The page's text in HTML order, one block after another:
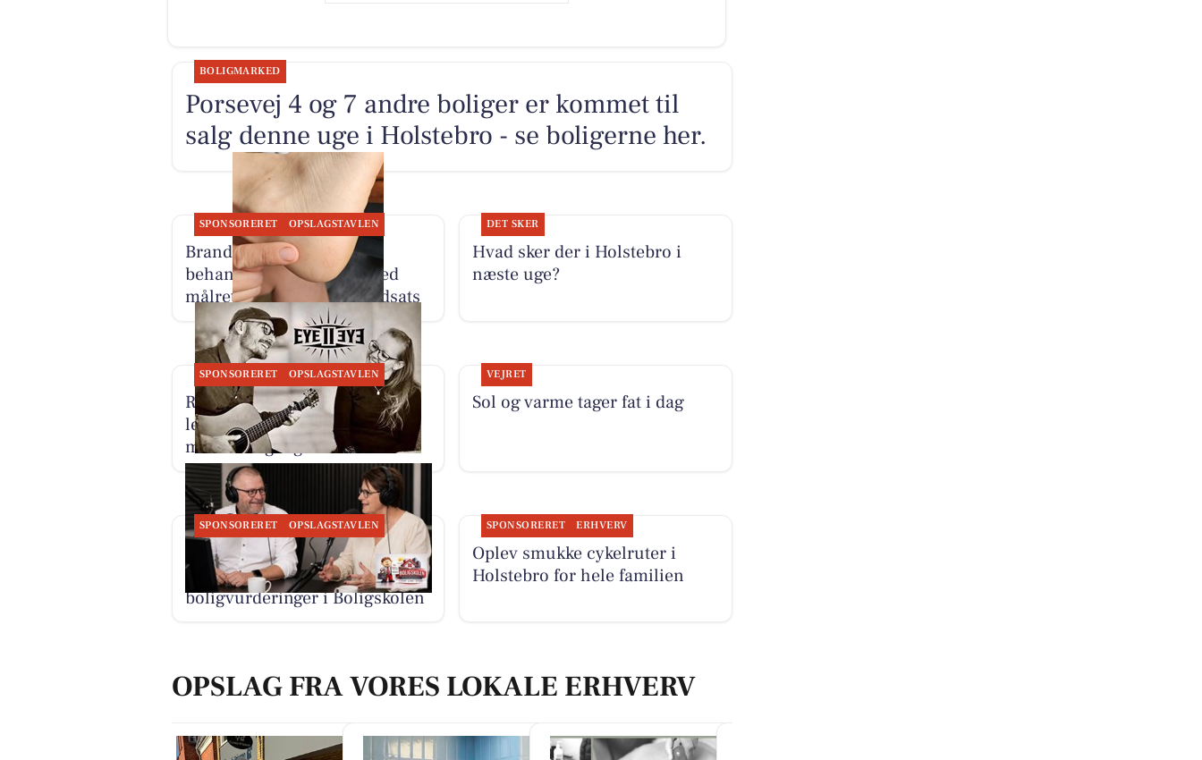
BOLIGMARKED
Porsevej 4 og 7 andre boliger er kommet til
salg denne uge i Holstebro - se boligerne her.
SPONSORERET OPSLAGSTAVLEN
Brandsborgs Kropsterapi
behandler hælsmerter med
målrettet og personlig indsats
DET SKER
Hvad sker der i Holstebro i
næste uge?
SPONSORERET OPSLAGSTAVLEN
Restaurant Luna Lemvig har
levende musik på terrassen
med fri adgang
VEJRET
Sol og varme tager fat i dag
SPONSORERET OPSLAGSTAVLEN
BoligOne Mogens Kragh I/S
forklarer nye offentlige
boligvurderinger i Boligskolen
SPONSORERET ERHVERV
Oplev smukke cykelruter i
Holstebro for hele familien
OPSLAG FRA VORES LOKALE ERHVERV